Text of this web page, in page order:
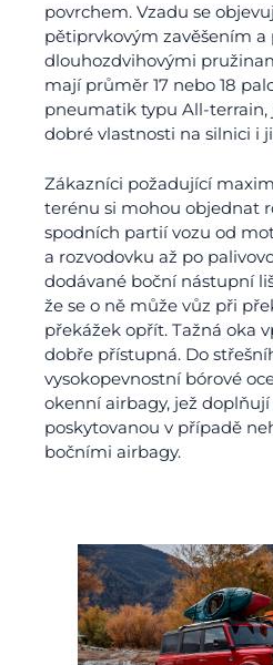
povrchem. Vzadu se
pětiprvkovým zavěšením
dlouhozdvihovými
mají průměr 17 nebo 18
pneumatik typu All-terrain,
dobré vlastnosti na silnici i
Zákazníci požadující
terénu si mohou objednat
spodních partií vozu od
a rozvodovku až po
dodávané boční nástupní
že se o ně může vůz při
překážek opřít. Tažná oka
dobře přístupná. Do
vysokopevnostní bórové
okenní airbagy, jež
poskytovanou v případě
bočními airbagy.